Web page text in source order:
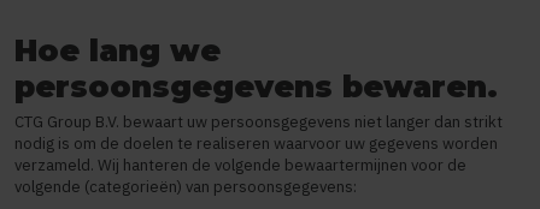
Hoe lang we
persoonsgegevens bewaren.
CTG Group B.V. bewaart uw persoonsgegevens niet langer dan strikt
nodig is om de doelen te realiseren waarvoor uw gegevens worden
verzameld. Wij hanteren de volgende bewaartermijnen voor de
volgende (categorieën) van persoonsgegevens: